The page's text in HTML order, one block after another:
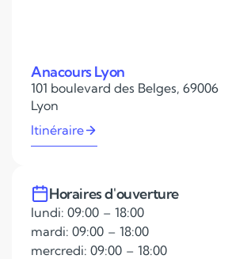
Anacours Lyon
101 boulevard des Belges, 69006
Lyon
Itinéraire
Horaires d'ouverture
lundi: 09:00 – 18:00
mardi: 09:00 – 18:00
mercredi: 09:00 – 18:00